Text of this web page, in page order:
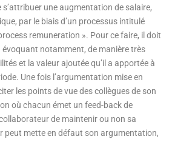
une augmentation de salaire,
par le biais d’un processus intitulé
remuneration ». Pour ce faire, il doit
évoquant notamment, de manière très
et la valeur ajoutée qu’il a apportée à
Une fois l’argumentation mise en
les points de vue des collègues de son
où chacun émet un feed-back de
de maintenir ou non sa
peut mette en défaut son argumentation,